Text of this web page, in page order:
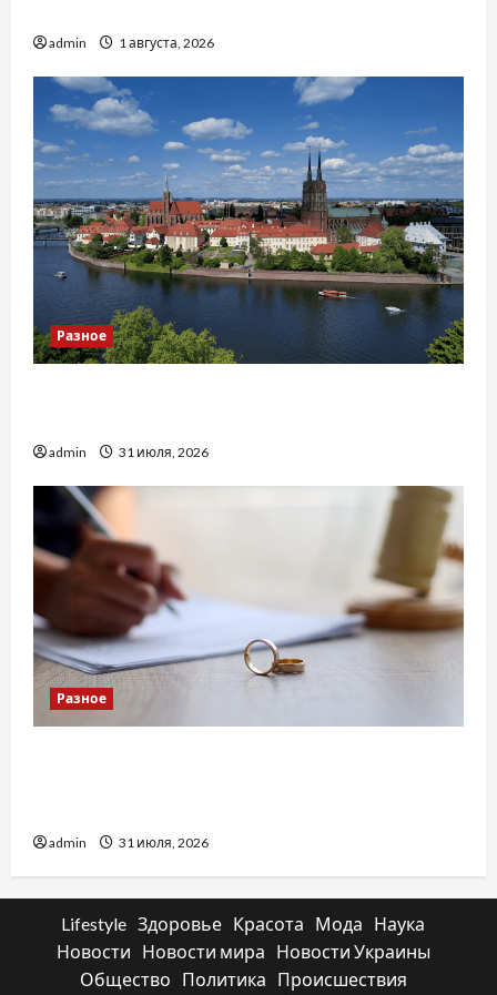
admin 1 августа, 2026
Разное
admin 31 июля, 2026
Разное
admin 31 июля, 2026
Lifestyle Здоровье Красота Мода
Наука
Новости
Новости мира
Новости Украины
Общество
Политика
Происшествия